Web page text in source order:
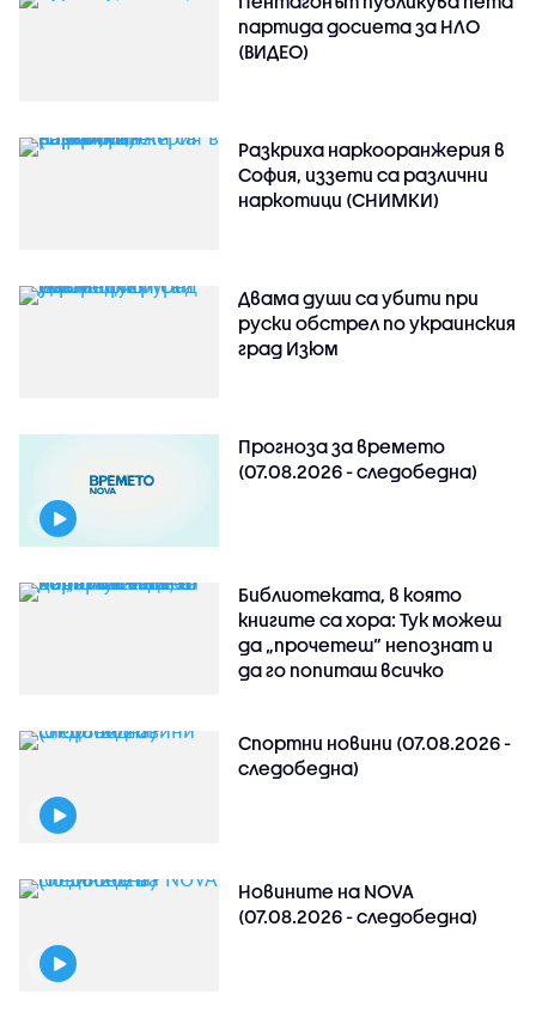
партида досиета за НЛО
(ВИДЕО)
Разкриха наркооранжерия в
София, иззети са различни
наркотици (СНИМКИ)
Двама души са убити при
руски обстрeл по украинския
град Изюм
Прогноза за времето
(07.08.2026 - следобедна)
Библиотеката, в която
книгите са хора: Тук можеш
да „прочетеш“ непознат и
да го попиташ всичко
Спортни новини (07.08.2026 -
следобедна)
Новините на NOVA
(07.08.2026 - следобедна)